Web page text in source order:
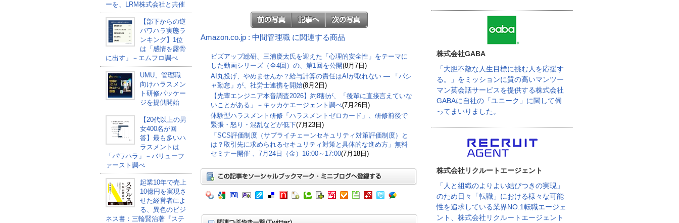
ーを、LRM株式会社と共催
【部下からの逆
パワハラ実態ラ
ンキング】1位
は「感情を露骨
に出す」－エムフロ調べ
UMU、管理職
向けハラスメン
ト研修パッケー
ジを提供開始
【20代以上の男
女400名が回
答】最も多いハ
ラスメントは
「パワハラ」－バリューフ
ァースト調べ
起業10年で売上
10億円を実現さ
せた経営者によ
る、異色のビジ
ネス書：三輪賢治著『ステ
Amazon.co.jp : 中間管理職 に関連する商品
ビズアップ総研、三浦慶太氏を迎えた「心理的安全性」をテーマに
した動画シリーズ（全4回）の、第1回を公開(8月7日)
AI丸投げ、やめませんか？給与計算の責任はAIが取れない ― 「パシ
ャ勤怠」が、社労士連携を開始(8月2日)
【先輩エンジニア本音調査2026】約8割が、「後輩に直接言えていな
いことがある」－キッカケエージェント調べ(7月26日)
体験型ハラスメント研修「ハラスメントゼロカード」、研修前後で
緊張・怒り・混乱などが低下(7月23日)
「SCS評価制度（サプライチェーンセキュリティ対策評価制度）と
は？取引先に求められるセキュリティ対策と具体的な進め方」無料
セミナー開催 、7月24日（金）16:00～17:00(7月18日)
株式会社GABA
「大胆不敵な人生目標に挑む人を応援す
る。」をミッションに質の高いマンツー
マン英会話サービスを提供する株式会社
GABAに自社の「ユニーク」に関して伺
ってまいりました。
株式会社リクルートエージェント
「人と組織のよりよい結びつきの実現」
のため日々「転職」における様々な可能
性を追求している業界NO.1転職エージェ
ント、株式会社リクルートエージェント